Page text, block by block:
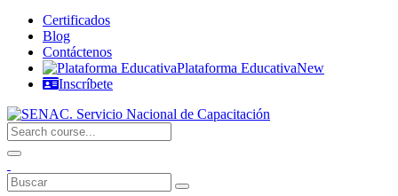
Certificados
Blog
Contáctenos
Plataforma EducativaNew
Inscríbete